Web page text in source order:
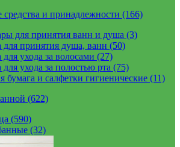
средства и принадлежности (166)
для принятия ванн и душа (3)
для принятия душа, ванн (50)
для ухода за волосами (27)
для ухода за полостью рта (75)
бумага и салфетки гигиенические (11)
(622)
(590)
(32)